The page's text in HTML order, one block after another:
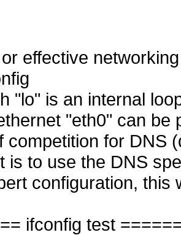
effective
"lo" is an internal
"eth0" can
competition for DNS
is to use the DNS
configuration, this
ifconfig test